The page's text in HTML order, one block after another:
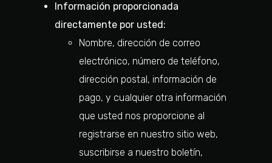
Información proporcionada
directamente por usted:
Nombre, dirección de correo
electrónico, número de teléfono,
dirección postal, información de
pago, y cualquier otra información
que usted nos proporcione al
registrarse en nuestro sitio web,
suscribirse a nuestro boletín,